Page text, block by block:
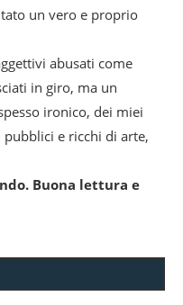
un vero e proprio
abusati come
in giro, ma un
ironico, dei miei
e ricchi di arte,
Buona lettura e